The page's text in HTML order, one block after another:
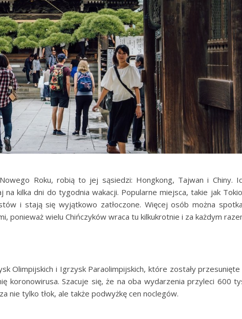
Roku, robią to jej sąsiedzi: Hongkong, Tajwan i Chiny.
kilka dni do tygodnia wakacji. Popularne miejsca, takie jak
i stają się wyjątkowo zatłoczone. Więcej osób można
ponieważ wielu Chińczyków wraca tu kilkukrotnie i za każdym
Olimpijskich i Igrzysk Paraolimpijskich, które zostały przesunięte
koronowirusa. Szacuje się, że na oba wydarzenia przyleci 600
nie tylko tłok, ale także podwyżkę cen noclegów.